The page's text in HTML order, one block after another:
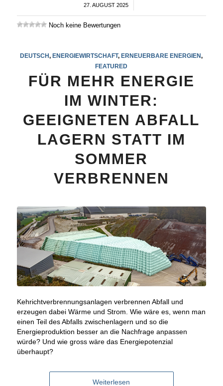
27. AUGUST 2025
/
Noch keine Bewertungen
DEUTSCH ,ENERGIEWIRTSCHAFT,ERNEUERBARE ENERGIEN
FEATURED
FÜR MEHR ENERGIE
IM WINTER:
GEEIGNETEN ABFALL
LAGERN STATT IM
SOMMER
VERBRENNEN
Kehrichtverbrennungsanlagen verbrennen Abfall und
erzeugen dabei Wärme und Strom. Wie wäre es, wenn man
einen Teil des Abfalls zwischenlagern und so die
Energieproduktion besser an die Nachfrage anpassen
würde? Und wie gross wäre das Energiepotenzial
überhaupt?
Weiterlesen